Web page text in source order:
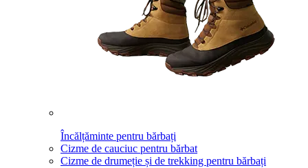
Încălțăminte pentru bărbați
Cizme de cauciuc pentru bărbat
Cizme de drumeție și de trekking pentru bărbați